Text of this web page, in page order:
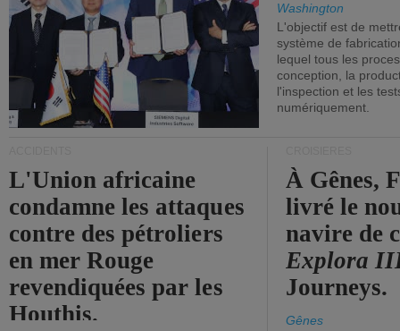
Washington
L'objectif est de
système de
lequel tous les
conception, la
l'inspection et les
numériquement.
L'Union africaine
condamne les attaques
contre des pétroliers
en mer Rouge
revendiquées par les
Houthis.
À Gênes,
livré le
navire de
Explora
Journeys.
Gênes